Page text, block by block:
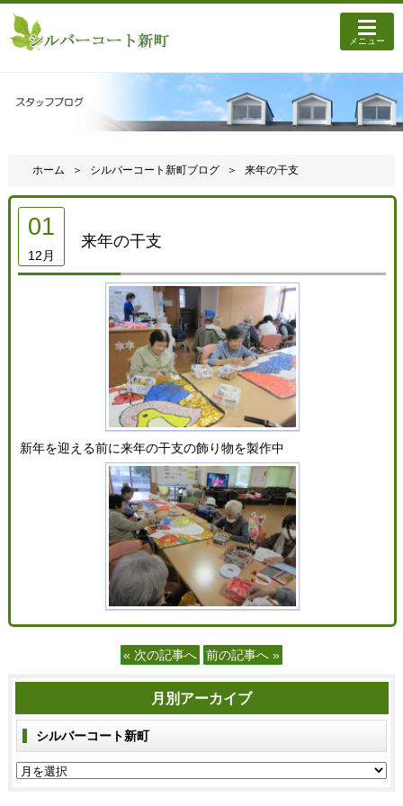
メニュー
ホーム シルバーコート新町ブログ 来年の干支
01
12月
来年の干支
新年を迎える前に来年の干支の飾り物を製作中
« 次の記事へ 前の記事へ »
月別アーカイブ
シルバーコート新町